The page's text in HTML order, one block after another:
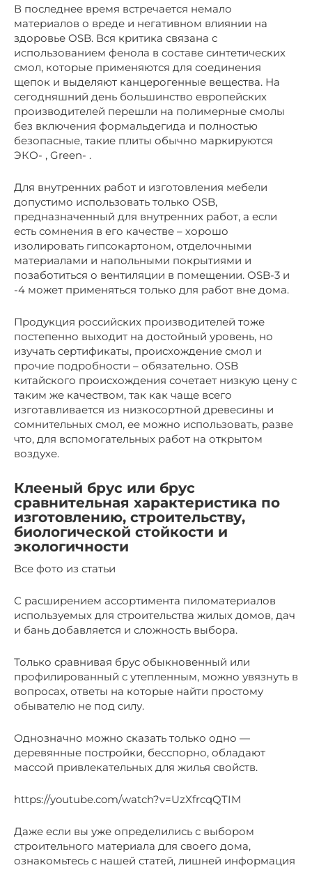
В последнее время встречается немало
материалов о вреде и негативном влиянии на
здоровье OSB. Вся критика связана с
использованием фенола в составе синтетических
смол, которые применяются для соединения
щепок и выделяют канцерогенные вещества. На
сегодняшний день большинство европейских
производителей перешли на полимерные смолы
без включения формальдегида и полностью
безопасные, такие плиты обычно маркируются
ЭКО- , Green- .
Для внутренних работ и изготовления мебели
допустимо использовать только OSB,
предназначенный для внутренних работ, а если
есть сомнения в его качестве – хорошо
изолировать гипсокартоном, отделочными
материалами и напольными покрытиями и
позаботиться о вентиляции в помещении. OSB-3 и
-4 может применяться только для работ вне дома.
Продукция российских производителей тоже
постепенно выходит на достойный уровень, но
изучать сертификаты, происхождение смол и
прочие подробности – обязательно. OSB
китайского происхождения сочетает низкую цену с
таким же качеством, так как чаще всего
изготавливается из низкосортной древесины и
сомнительных смол, ее можно использовать, разве
что, для вспомогательных работ на открытом
воздухе.
Клееный брус или брус
сравнительная характеристика по
изготовлению, строительству,
биологической стойкости и
экологичности
Все фото из статьи
С расширением ассортимента пиломатериалов
используемых для строительства жилых домов, дач
и бань добавляется и сложность выбора.
Только сравнивая брус обыкновенный или
профилированный с утепленным, можно увязнуть в
вопросах, ответы на которые найти простому
обывателю не под силу.
Однозначно можно сказать только одно —
деревянные постройки, бесспорно, обладают
массой привлекательных для жилья свойств.
https://youtube.com/watch?v=UzXfrcqQTIM
Даже если вы уже определились с выбором
строительного материала для своего дома,
ознакомьтесь с нашей статей, лишней информация